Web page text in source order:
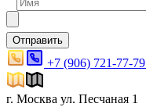
Отправить
+7 (906) 721-77-79
г. Москва ул. Песчаная 1